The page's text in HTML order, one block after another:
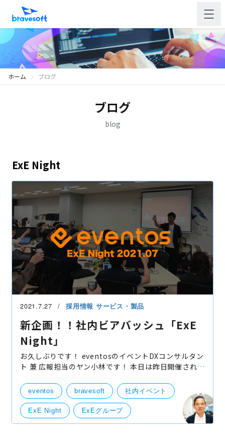
ホーム ブログ
ブログ
blog
ExE Night
2021.7.27 採用情報 サービス・製品
新企画！！社内ビアバッシュ「ExE
Night」
お久しぶりです！ eventosのイベントDXコンサルタン
ト 兼 広報担当のヤン小林です！ 本日は昨日開催されま
て頂きます！ What's ExE Night？ bravesoftで
eventos bravesoft 社内イベント
ExE Night ExEグループ